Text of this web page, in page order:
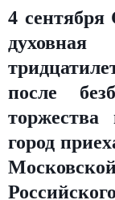
4 сентября
после
город